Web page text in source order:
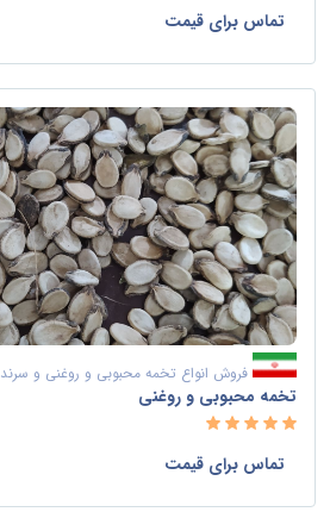
تماس برای قیمت
فروش انواع تخمه محبوبی و روغنی و سرند
تخمه محبوبی و روغنی
تماس برای قیمت